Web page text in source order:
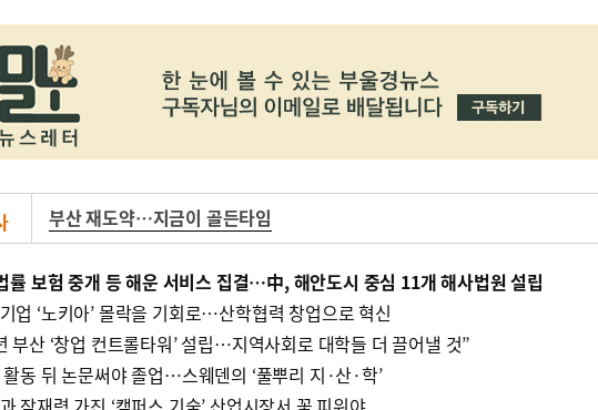
부산 재도약…지금이 골든타임
률 보험 중개 등 해운 서비스 집결…中, 해안도시 중심 11개 해사법원 설립
업 ‘노키아’ 몰락을 기회로…산학협력 창업으로 혁신
부산 ‘창업 컨트롤타워’ 설립…지역사회로 대학들 더 끌어낼 것”
동 뒤 논문써야 졸업…스웨덴의 ‘풀뿌리 지·산·학’